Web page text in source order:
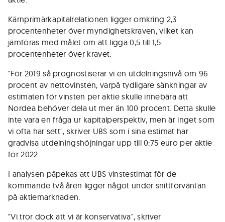
Kärnprimärkapitalrelationen ligger omkring 2,3
procentenheter över myndighetskraven, vilket kan
jämföras med målet om att ligga 0,5 till 1,5
procentenheter över kravet.
"För 2019 så prognostiserar vi en utdelningsnivå om 96
procent av nettovinsten, varpå tydligare sänkningar av
estimaten för vinsten per aktie skulle innebära att
Nordea behöver dela ut mer än 100 procent. Detta skulle
inte vara en fråga ur kapitalperspektiv, men är inget som
vi ofta har sett", skriver UBS som i sina estimat har
gradvisa utdelningshöjningar upp till 0:75 euro per aktie
för 2022.
I analysen påpekas att UBS vinstestimat för de
kommande två åren ligger något under snittförväntan
på aktiemarknaden.
"Vi tror dock att vi är konservativa", skriver